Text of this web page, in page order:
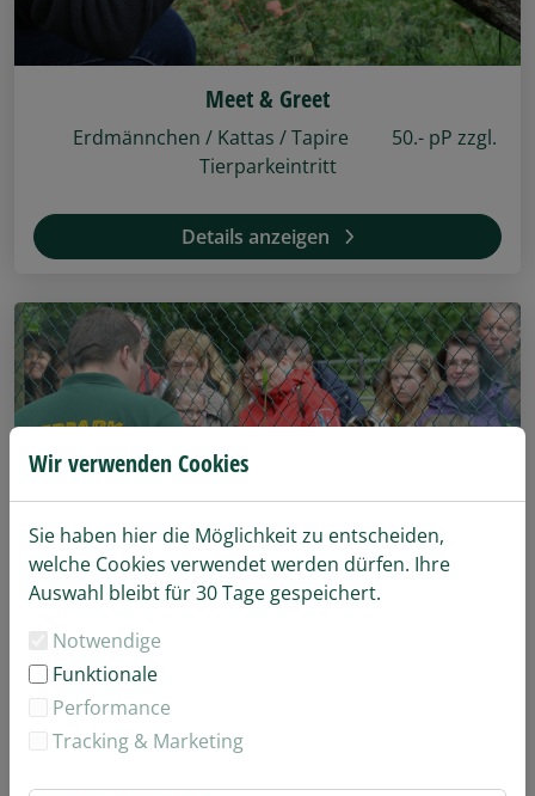
Meet & Greet
Erdmännchen / Kattas / Tapire 50.- pP zzgl.
Tierparkeintritt
Details anzeigen
Wir verwenden Cookies
Sie haben hier die Möglichkeit zu entscheiden,
welche Cookies verwendet werden dürfen. Ihre
Auswahl bleibt für 30 Tage gespeichert.
Notwendige
Funktionale
Performance
Tracking & Marketing